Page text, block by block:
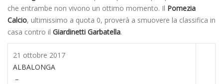
che entrambe non vivono un ottimo momento. Il Pomezia
Calcio, ultimissimo a quota 0, proverà a smuovere la classifica in
casa contro il Giardinetti Garbatella.
21 ottobre 2017
ALBALONGA
–